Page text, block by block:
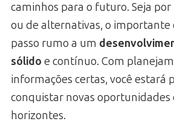
caminhos para o futuro. Seja
ou de alternativas, o importante
passo rumo a um
sólido e contínuo. Com
informações certas, você estará
conquistar novas oportunidades
horizontes.